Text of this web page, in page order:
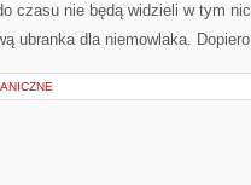
czasu nie będą widzieli w tym
ubranka dla niemowlaka.